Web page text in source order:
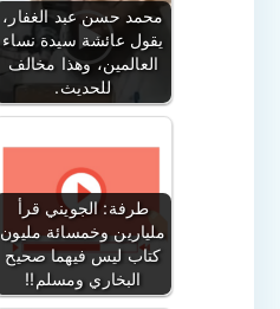
محمد حسن عبد الغفار،
يقول عائشة سيدة نساء
العالمين، وهذا مخالف
للحديث.
طرفة: الجويني قرأ
مليارين وخمسائة مليون
كتاب ليس فيهما صحيح
البخاري ومسلم!!